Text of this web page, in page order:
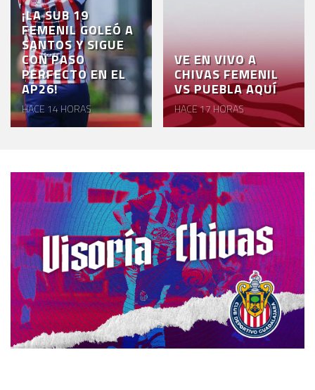
¡LA SUB 19
FEMENIL GOLEÓ A
SANTOS Y SIGUE
CON PASO
PERFECTO EN EL
AP26!
HACE 14 HORAS
VE EN VIVO A
CHIVAS FEMENIL
VS PUEBLA AQUÍ
HACE 17 HORAS